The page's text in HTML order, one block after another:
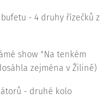
bufetu - 4 druhy řízečků z
show "Na tenkém
zejména v Žilině)
- druhé kolo